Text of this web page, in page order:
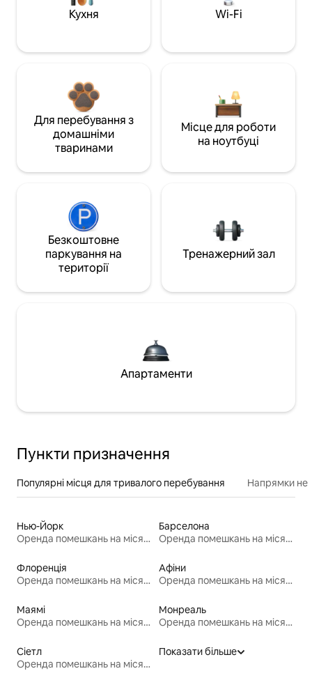
Кухня Wi-Fi
Для перебування з
домашніми
тваринами
Місце для роботи
на ноутбуці
Безкоштовне
паркування на
території
Тренажерний зал
Апартаменти
Пункти призначення
Популярні місця для тривалого перебування Напрямки
Нью-Йорк
Оренда помешкань на місяць
Барселона
Оренда помешкань на місяць
Флоренція
Оренда помешкань на місяць
Афіни
Оренда помешкань на місяць
Маямі
Оренда помешкань на місяць
Монреаль
Оренда помешкань на місяць
Сіетл
Оренда помешкань на місяць
Показати більше